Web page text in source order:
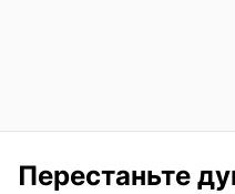
Перестаньте